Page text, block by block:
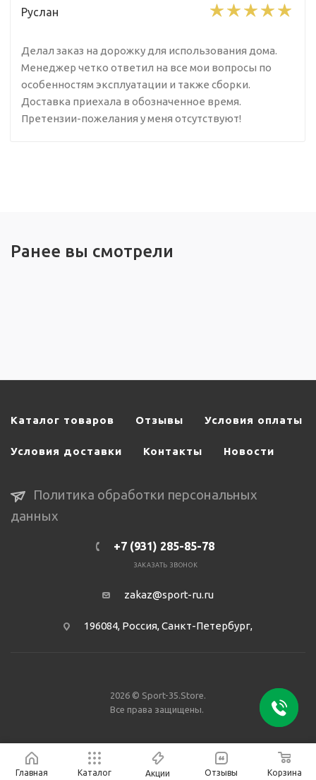
Руслан
Делал заказ на дорожку для использования дома.
Менеджер четко ответил на все мои вопросы по
особенностям эксплуатации и также сборки.
Доставка приехала в обозначенное время.
Претензии-пожелания у меня отсутствуют!
Ранее вы смотрели
Каталог товаров Отзывы Условия оплаты
Условия доставки Контакты Новости
Политика обработки персональных
данных
+7 (931) 285-85-78
ЗАКАЗАТЬ ЗВОНОК
zakaz@sport-ru.ru
196084, Россия, Санкт-Петербург,
2026 © Sport-35.Store.
Все права защищены.
Главная Каталог Акции Отзывы Корзина